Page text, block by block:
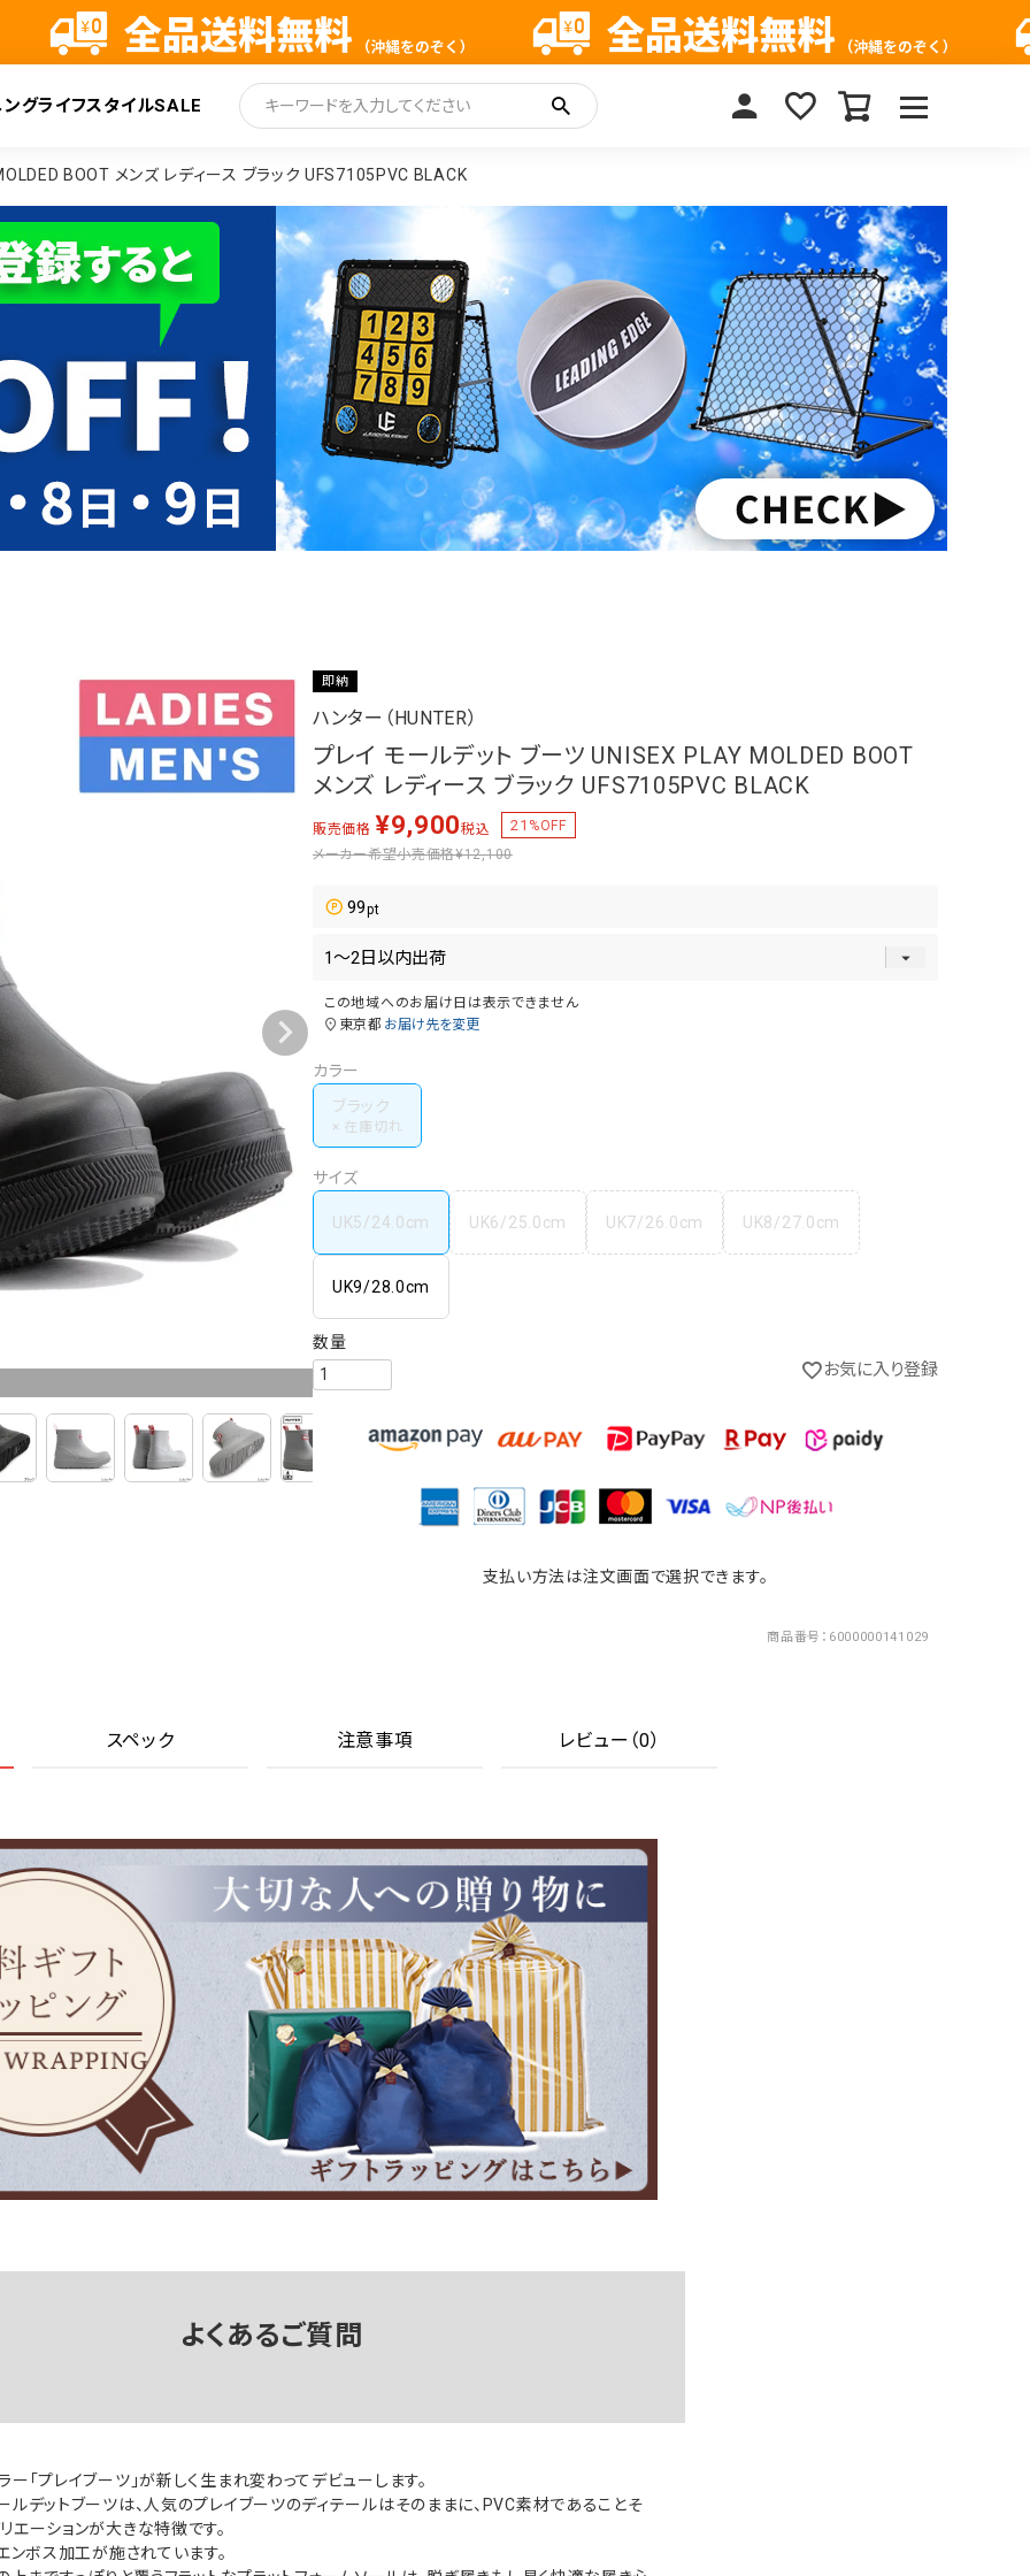
ングライフスタイルSALE
BOOT メンズ レディース ブラック UFS7105PVC BLACK
即納
ハンター（HUNTER）
プレイ モールデット ブーツ UNISEX PLAY MOLDED BOOT
メンズ レディース ブラック UFS7105PVC BLACK
販売価格 ¥9,900税込 21 %OFF
メーカー希望小売価格¥12,100
99
この地域へのお届け日は表示できません
東京都 お届け先を変更
カラー
ブラック
サイズ
UK5/24.0cm UK6/25.0cm UK7/26.0cm UK8/27.0cm
UK9/28.0cm
お気に入り登録
支払い方法は注文画面で選択できます。
商品番号 6000000141029
スペック 注意事項 レビュー（0）
よくあるご質問
ー「プレイブーツ」が新しく生まれ変わってデビューします。
ルデットブーツは、人気のプレイブーツのディテールはそのままに、PVC素材であることそ
エーションが大きな特徴です。
ボス加工が施されています。